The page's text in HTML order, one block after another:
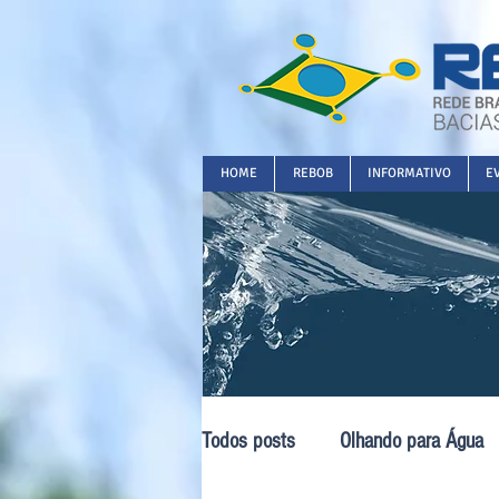
HOME REBOB INFORMATIVO
Todos posts Olhando para Água